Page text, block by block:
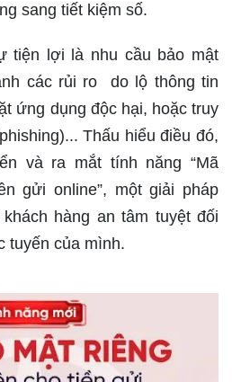
sang tiết kiệm số.
tiện lợi là nhu cầu bảo mật
các rủi ro do lộ thông tin
ứng dụng độc hại, hoặc truy
Thấu hiểu điều đó,
và ra mắt tính năng “Mã
gửi online”, một giải pháp
hàng an tâm tuyệt đối
tuyến của mình.